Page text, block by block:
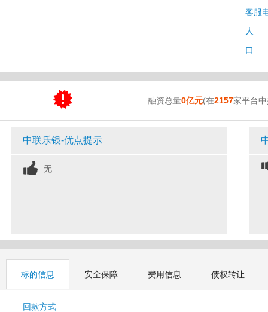
客服
人
口
融资总量0亿元(在2157家平台
中联乐银-优点提示
无
标的信息 安全保障 费用信息 债权转让
回款方式